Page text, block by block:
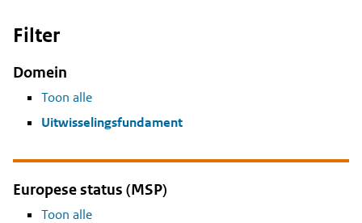
Filter
Domein
Toon alle
Uitwisselingsfundament
Europese status (MSP)
Toon alle